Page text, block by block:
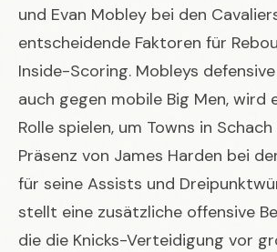
und Evan Mobley bei den
entscheidende Faktoren für
Inside-Scoring. Mobleys
auch gegen mobile Big Men, wird
Rolle spielen, um Towns in
Präsenz von James Harden bei
für seine Assists und
stellt eine zusätzliche offensive
die die Knicks-Verteidigung vor